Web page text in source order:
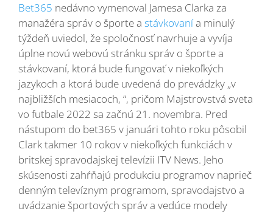
Bet365 nedávno vymenoval Jamesa Clarka za
manažéra správ o športe a stávkovanía minulý
týždeň uviedol, že spoločnosť navrhuje a vyvíja
úplne novú webovú stránku správ o športe a
stávkovaní, ktorá bude fungovať v niekoľkých
jazykoch a ktorá bude uvedená do prevádzky „v
najbližších mesiacoch, “, pričom Majstrovstvá sveta
vo futbale 2022 sa začnú 21. novembra. Pred
nástupom do bet365 v januári tohto roku pôsobil
Clark takmer 10 rokov v niekoľkých funkciách v
britskej spravodajskej televízii ITV News. Jeho
skúsenosti zahŕňajú produkciu programov naprieč
denným televíznym programom, spravodajstvo a
uvádzanie športových správ a vedúce modely